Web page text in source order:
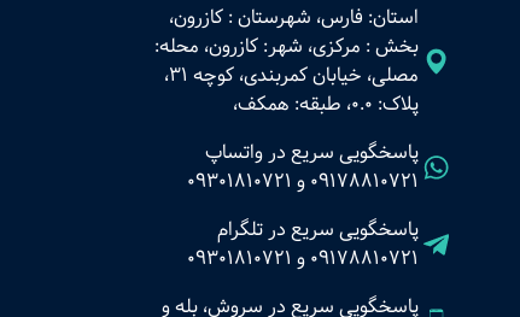
استان: فارس، شهرستان : کازرون،
بخش : مرکزی، شهر: کازرون، محله:
مصلی، خیابان کمربندی، کوچه 31،
پلاک: 0.0، طبقه: همکف،
پاسخگویی سریع در واتساپ
09178810721 و 09301810721
پاسخگویی سریع در تلگرام
09178810721 و 09301810721
پاسخگویی سریع در سروش، بله و